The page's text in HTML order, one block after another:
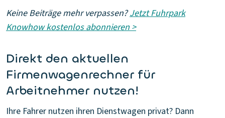
Keine Beiträge mehr verpassen?Jetzt Fuhrpark
Knowhow kostenlos abonnieren >
Direkt den aktuellen
Firmenwagenrechner für
Arbeitnehmer nutzen!
Ihre Fahrer nutzen ihren Dienstwagen privat? Dann